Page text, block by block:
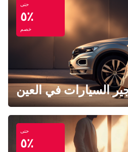
حتى
٥٪
خصم
السيارات في العين
حتى
٥٪